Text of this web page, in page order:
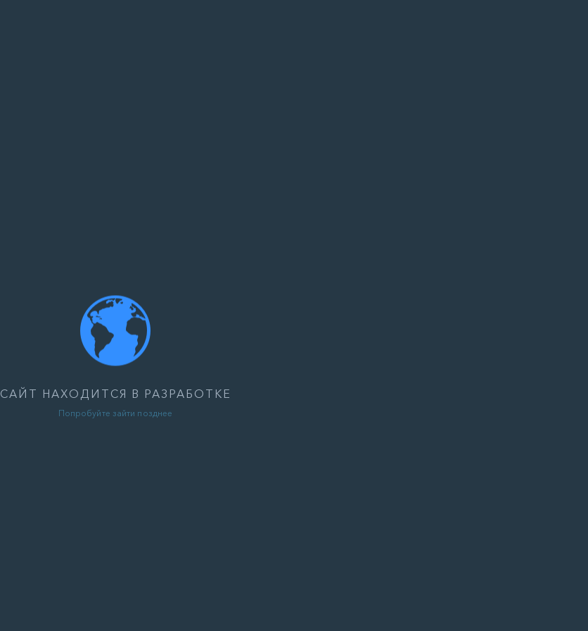
САЙТ НАХОДИТСЯ В РАЗРАБОТКЕ
Попробуйте зайти позднее